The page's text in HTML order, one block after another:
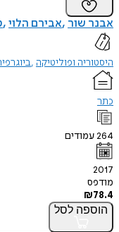
אבנר שור אבירם הלוי
היסטוריה ופוליטיקה
כתר
264עמודים
2017
מודפס
₪78.4
הוספה לסל